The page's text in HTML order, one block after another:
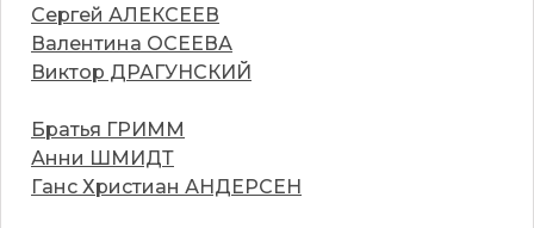
Сергей АЛЕКСЕЕВ
Валентина ОСЕЕВА
Виктор ДРАГУНСКИЙ
Братья ГРИММ
Анни ШМИДТ
Ганс Христиан АНДЕРСЕН